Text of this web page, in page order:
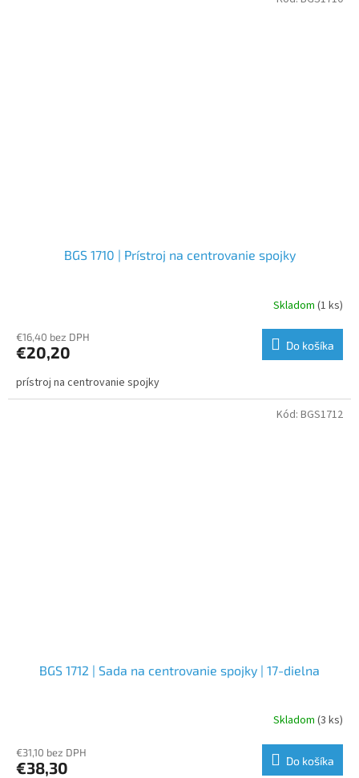
BGS 1710 | Prístroj na centrovanie spojky
Skladom (1 ks)
€16,40 bez DPH
€20,20 Do košíka
prístroj na centrovanie spojky
BGS 1712 | Sada na centrovanie spojky | 17-dielna
Skladom (3 ks)
€31,10 bez DPH
€38,30 Do košíka
Kód: BGS1712